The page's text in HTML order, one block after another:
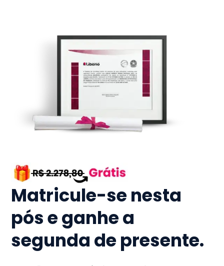
Matricule-se nesta
pós e ganhe a
segunda de presente.